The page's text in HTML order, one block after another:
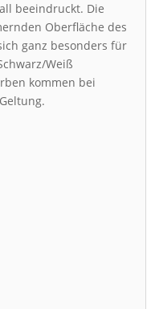
beeindruckt. Die
Oberfläche des
ganz besonders für
Weiß
kommen bei